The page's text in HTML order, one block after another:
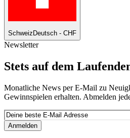
Schweiz Deutsch - CHF
Newsletter
Stets auf dem
Monatliche News per E-Mail zu
Gewinnspielen erhalten. Abmelden
Anmelden